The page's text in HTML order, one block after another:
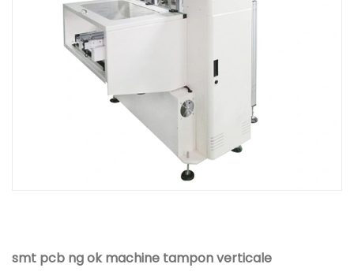
smt pcb ng ok machine tampon verticale